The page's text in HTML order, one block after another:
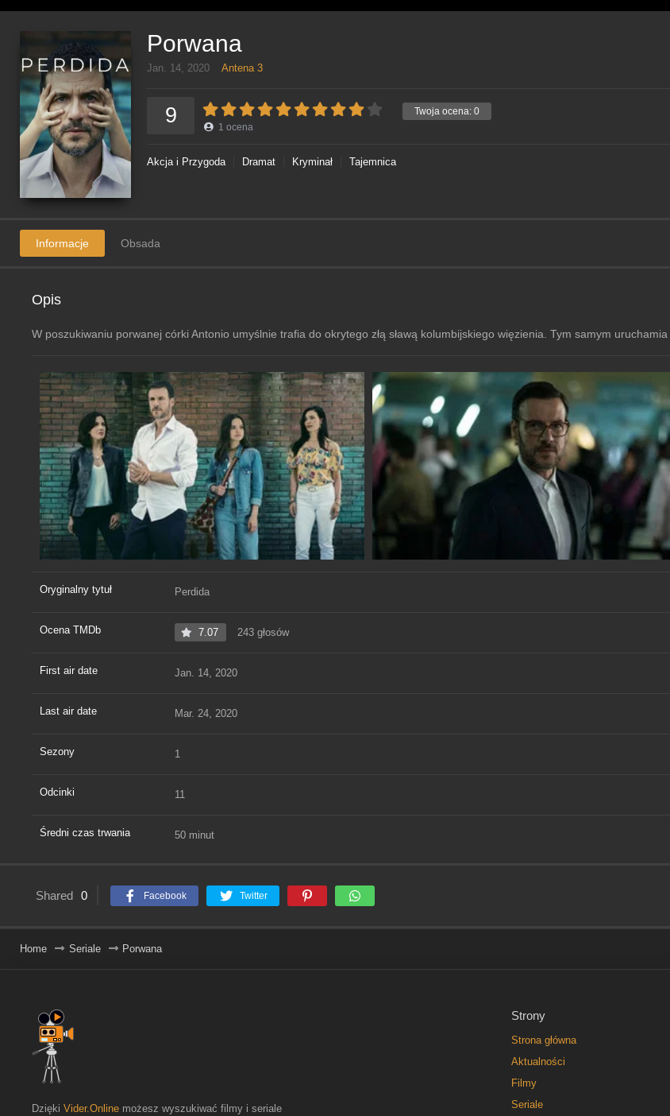
Porwana
Jan. 14, 2020 Antena 3
Twoja ocena: 0
9 1 ocena
Akcja i Przygoda Dramat Kryminał Tajemnica
Informacje Obsada
Opis
W poszukiwaniu porwanej córki Antonio umyślnie trafia do okrytego złą sławą kolumbijskiego więzienia. Tym samym
Oryginalny tytuł Perdida
Ocena TMDb 7.07 243 głosów
First air date Jan. 14, 2020
Last air date Mar. 24, 2020
Sezony 1
Odcinki 11
Średni czas trwania 50 minut
Shared 0 Facebook Twitter
Home Seriale Porwana
Strony
Strona główna
Aktualności
Filmy
Seriale
Dzięki Vider.Online możesz wyszukiwać filmy i seriale